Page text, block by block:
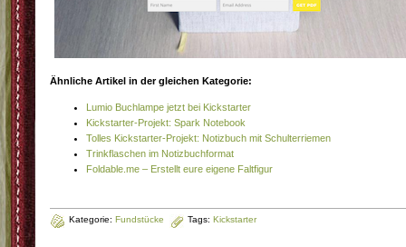
Ähnliche Artikel in der gleichen Kategorie:
Lumio Buchlampe jetzt bei Kickstarter
Kickstarter-Projekt: Spark Notebook
Tolles Kickstarter-Projekt: Notizbuch mit Schulterriemen
Trinkflaschen im Notizbuchformat
Foldable.me – Erstellt eure eigene Faltfigur
Kategorie: Fundstücke Tags: Kickstarter